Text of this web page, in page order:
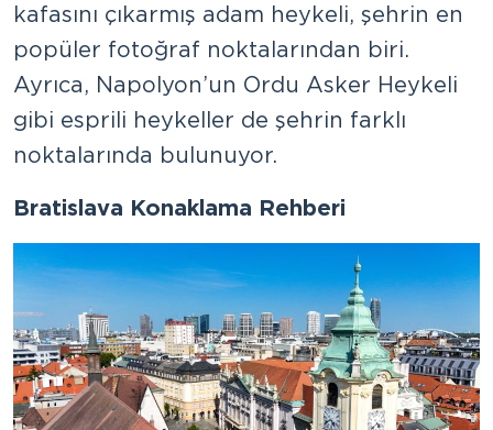
kafasını çıkarmış adam heykeli, şehrin en
popüler fotoğraf noktalarından biri.
Ayrıca, Napolyon’un Ordu Asker Heykeli
gibi esprili heykeller de şehrin farklı
noktalarında bulunuyor.
Bratislava Konaklama Rehberi